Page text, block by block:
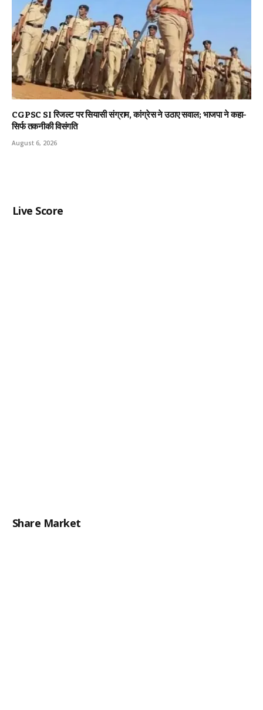
CGPSC SI रिजल्ट पर सियासी संग्राम, कांग्रेस ने उठाए सवाल; भाजपा ने कहा-
सिर्फ तकनीकी विसंगति
August 6, 2026
Live Score
Share Market